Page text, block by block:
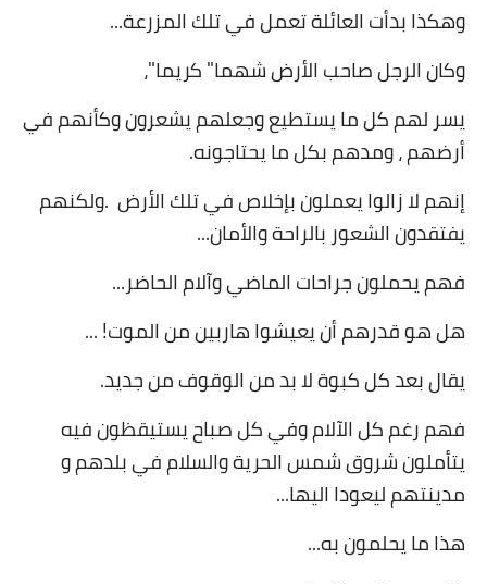
وهكذا بدأت العائلة تعمل في تلك المزرعة...
وكان الرجل صاحب الأرض شهما" كريما"،
يسر لهم كل ما يستطيع وجعلهم يشعرون وكأنهم في
أرضهم ، ومدهم بكل ما يحتاجونه.
إنهم لا زالوا يعملون بإخلاص في تلك الأرض .ولكنهم
يفتقدون الشعور بالراحة والأمان...
فهم يحملون جراحات الماضي وآلام الحاضر...
هل هو قدرهم أن يعيشوا هاربين من الموت... !
يقال بعد كل كبوة لا بد من الوقوف من جديد.
فهم رغم كل الآلام وفي كل صباح يستيقظون فيه
يتأملون شروق شمس الحرية والسلام في بلدهم و
مدينتهم ليعودا اليها...
هذا ما يحلمون به...